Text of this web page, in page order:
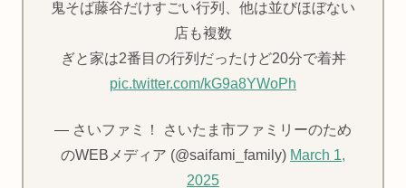
鬼そば藤谷だけすごい行列、他は並びほぼない
店も複数
ぎと家は2番目の行列だったけど20分で着丼
pic.twitter.com/kG9a8YWoPh
— さいファミ！ さいたま市ファミリーのため
のWEBメディア (@saifami_family) March 1,
2025